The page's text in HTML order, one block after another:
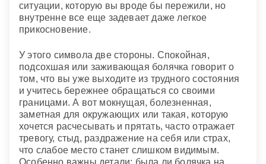
ситуации, которую вы вроде бы пережили, но
внутренне все еще задевает даже легкое
прикосновение.
У этого символа две стороны. Спокойная,
подсохшая или заживающая болячка говорит о
том, что вы уже выходите из трудного состояния
и учитесь бережнее обращаться со своими
границами. А вот мокнущая, болезненная,
заметная для окружающих или такая, которую
хочется расчесывать и прятать, часто отражает
тревогу, стыд, раздражение на себя или страх,
что слабое место станет слишком видимым.
Особенно важны детали: была ли болячка на